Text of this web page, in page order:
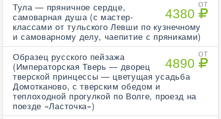
ОТ
4380
Тула — пряничное сердце,
самоварная душа (с мастер-
классами от тульского Левши по кузнечному
и самоварному делу, чаепитие с пряниками)
ОТ
4890
Образец русского пейзажа
(Императорская Тверь — дворец
тверской принцессы — цветущая усадьба
Домотканово, с тверским обедом и
теплоходной прогулкой по Волге, проезд на
поезде «Ласточка»)